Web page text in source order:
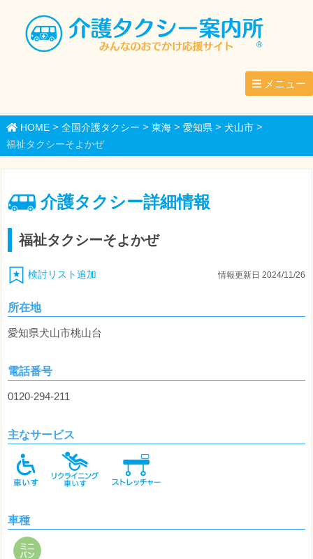
メニュー
HOME> 全国介護タクシー > 東海> 愛知県> 犬山市>
福祉タクシーそよかぜ
介護タクシー詳細情報
福祉タクシーそよかぜ
検討リスト追加 情報更新日 2024/11/26
所在地
愛知県犬山市桃山台
電話番号
0120-294-211
主なサービス
車種